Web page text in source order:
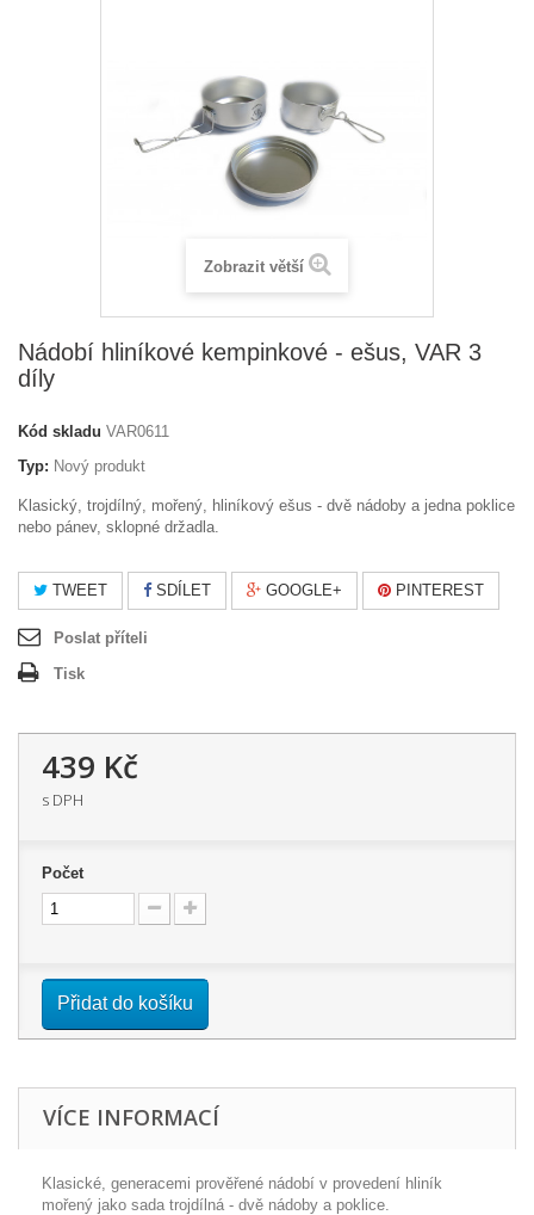
Zobrazit větší
Nádobí hliníkové kempinkové - ešus, VAR 3
díly
Kód skladu VAR0611
Typ: Nový produkt
Klasický, trojdílný, mořený, hliníkový ešus - dvě nádoby a jedna poklice
nebo pánev, sklopné držadla.
TWEET SDÍLET GOOGLE+ PINTEREST
Poslat příteli
Tisk
439 Kč
s DPH
Počet
Přidat do košíku
VÍCE INFORMACÍ
Klasické, generacemi prověřené nádobí v provedení hliník
mořený jako sada trojdílná - dvě nádoby a poklice.